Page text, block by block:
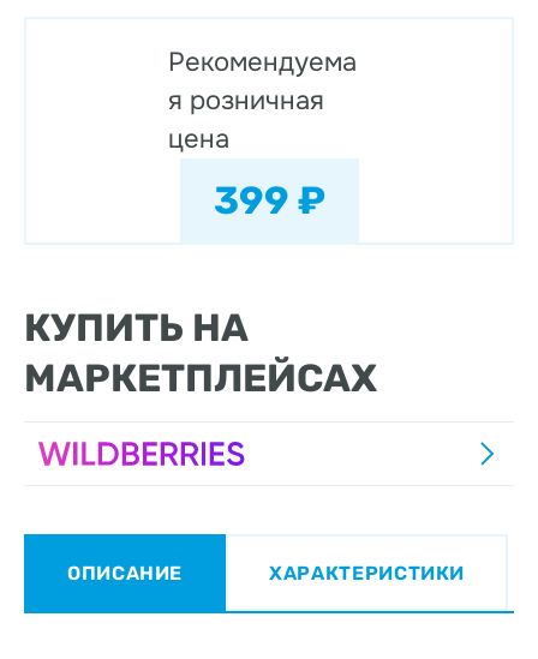
Рекомендуема
я розничная
цена
399 ₽
КУПИТЬ НА
МАРКЕТПЛЕЙСАХ
ОПИСАНИЕ ХАРАКТЕРИСТИКИ